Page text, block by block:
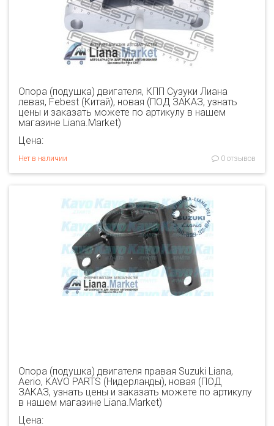
Опора (подушка) двигателя, КПП Сузуки Лиана
левая, Febest (Китай), новая (ПОД ЗАКАЗ, узнать
цены и заказать можете по артикулу в нашем
магазине Liana.Market)
Цена:
Нет в наличии 0 отзывов
Опора (подушка) двигателя правая Suzuki Liana,
Aerio, KAVO PARTS (Нидерланды), новая (ПОД
ЗАКАЗ, узнать цены и заказать можете по артикулу
в нашем магазине Liana.Market)
Цена: